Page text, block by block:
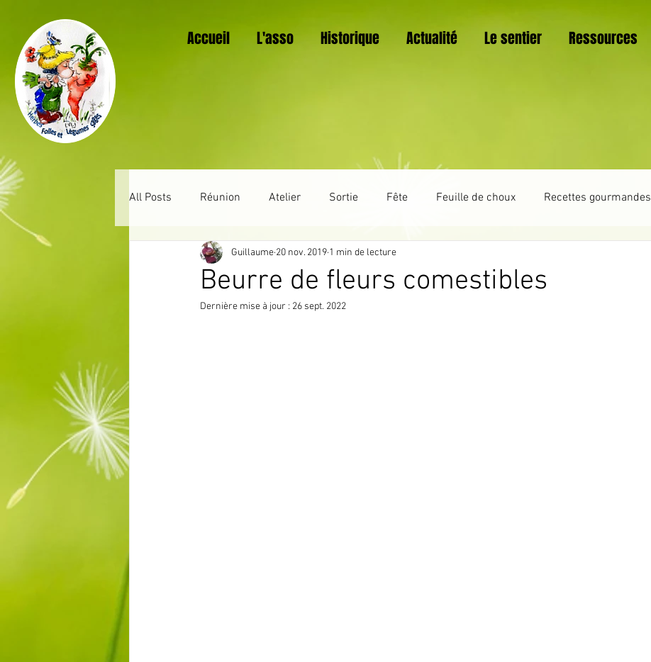
Accueil L'asso Historique Actualité Le sentier Ressources
All Posts Réunion Atelier Sortie Fête Feuille de choux Recettes gourmandes
Au jardin mois après mois Trucs et astuces
Beurre de fleurs comestibles
Guillaume 20 nov. 2019 1 min de lecture
Dernière mise à jour : 26 sept. 2022